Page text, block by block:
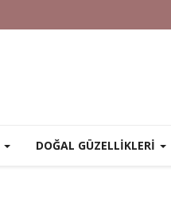
DOĞAL GÜZELLİKLERİ